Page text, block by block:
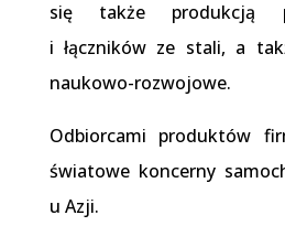
się także produkcją
i łączników ze stali, a
naukowo-rozwojowe.
Odbiorcami produktów
światowe koncerny
u Azji.